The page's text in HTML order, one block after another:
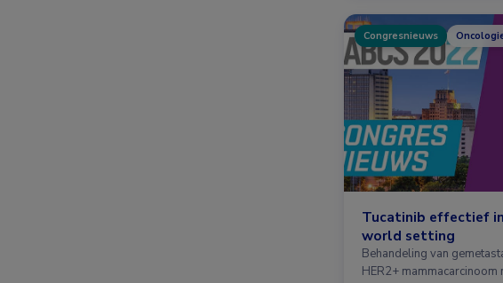
Congresnieuws
Tucatinib effectief
world setting
Behandeling van
HER2+ mammacarcinoom